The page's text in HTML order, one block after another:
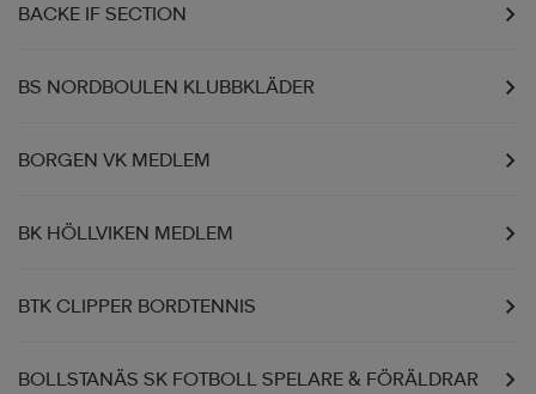
BACKE IF SECTION
BS NORDBOULEN KLUBBKLÄDER
BORGEN VK MEDLEM
BK HÖLLVIKEN MEDLEM
BTK CLIPPER BORDTENNIS
BOLLSTANÄS SK FOTBOLL SPELARE & FÖRÄLDRAR